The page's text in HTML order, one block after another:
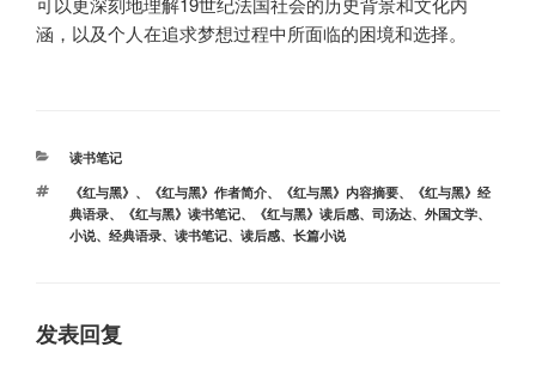
涵，以及个人在追求梦想过程中所面临的困境和选择。
分
读书笔记
标
签
《红与黑》 、 《红与黑》作者简介、 《红与黑》内容摘要、
《红与黑》经
典语录、 《红与黑》读书笔记、 《红与黑》读后感、 司汤达、 外国文学、
小说、 经典语录、 读书笔记、 读后感、 长篇小说
发表回复